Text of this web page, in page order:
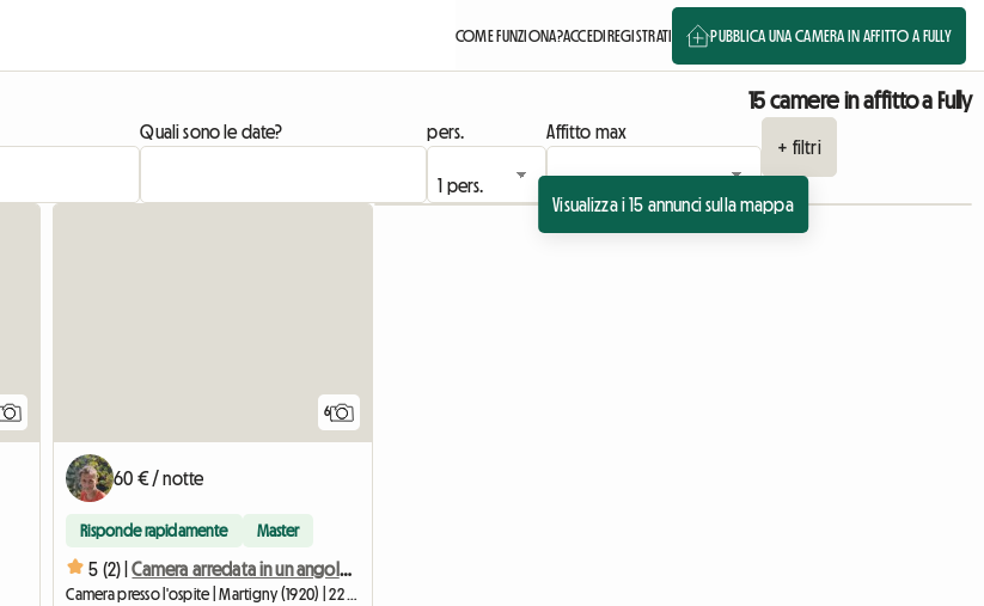
COME FUNZIONA?ACCEDIREGISTRATI PUBBLICA UNA CAMERA IN AFFITTO A FULLY
15 camere in affitto a Fully
Quali sono le date? pers.
Affitto max
+ filtri
Visualizza i 15 annunci sulla mappa
6
60 € / notte
Risponde rapidamente Master
5 (2) | Camera arredata in un angolo tranquillo
Camera presso l'ospite | Martigny (1920) | 22 M2